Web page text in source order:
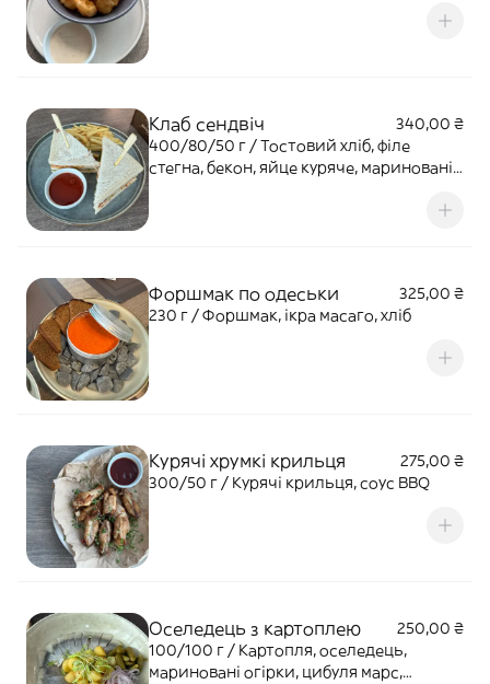
Клаб сендвіч
340,00 ₴
400/80/50 г / Тостовий хліб, філе
стегна, бекон, яйце куряче, мариновані
Форшмак по одеськи
325,00 ₴
230 г / Форшмак, ікра масаго, хліб
Курячі хрумкі крильця
275,00 ₴
300/50 г / Курячі крильця, соус BBQ
Оселедець з картоплею
250,00 ₴
100/100 г / Картопля, оселедець,
мариновані огірки, цибуля марс,